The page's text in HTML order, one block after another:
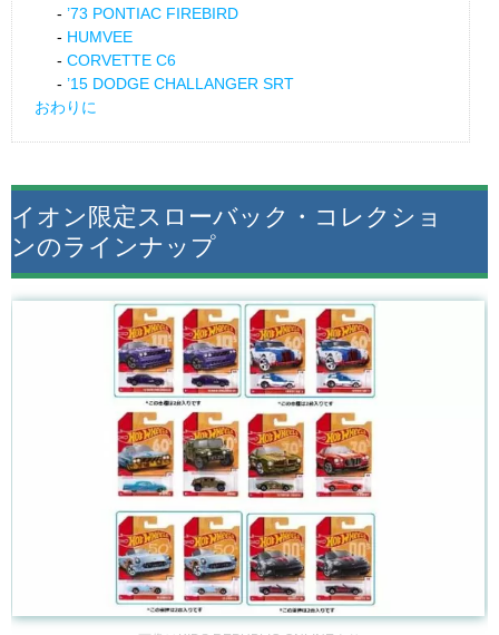
’73 PONTIAC FIREBIRD
HUMVEE
CORVETTE C6
’15 DODGE CHALLANGER SRT
おわりに
イオン限定スローバック・コレクショ
ンのラインナップ